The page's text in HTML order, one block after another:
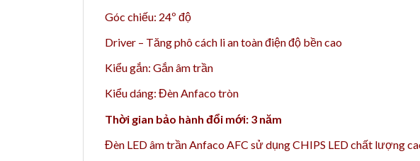
Góc chiếu: 24º độ
Driver – Tăng phô cách li an toàn điện độ bền cao
Kiểu gắn: Gắn âm trần
Kiểu dáng: Đèn Anfaco tròn
Thời gian bảo hành đổi mới: 3 năm
Đèn LED âm trần Anfaco AFC sử dụng CHIPS LED chất lượng